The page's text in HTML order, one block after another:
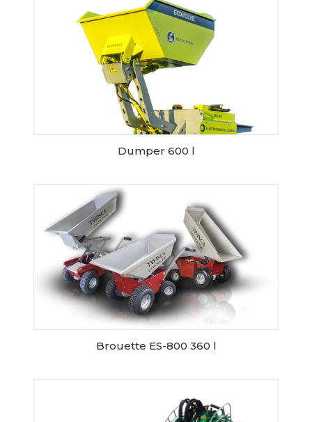
Dumper 600 l
RESERVER CE MATERIEL
Brouette ES-800 360 l